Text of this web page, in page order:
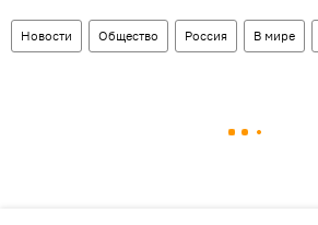
Новости Общество Россия В мире